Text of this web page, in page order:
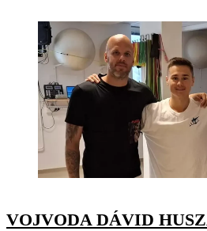
VOJVODA DÁVID